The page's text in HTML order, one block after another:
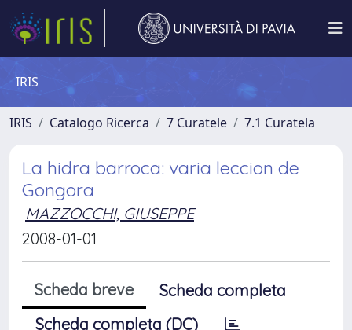
IRIS
IRIS Catalogo Ricerca 7 Curatele 7.1 Curatela
La hidra barroca: varia leccion de
Gongora
MAZZOCCHI, GIUSEPPE
2008-01-01
Scheda breve
Scheda completa
Scheda completa (DC)